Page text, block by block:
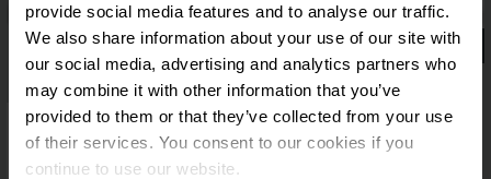
provide social media features and to analyse our traffic.
We also share information about your use of our site with
our social media, advertising and analytics partners who
may combine it with other information that you’ve
provided to them or that they’ve collected from your use
of their services. You consent to our cookies if you
continue to use our website.